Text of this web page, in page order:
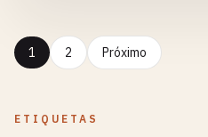
1 2 Próximo
ETIQUETAS